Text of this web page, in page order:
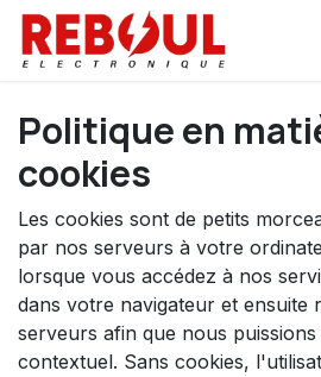
Se rendre au contenu
Politique en
cookies
Les cookies sont de petits
par nos serveurs à votre
lorsque vous accédez à nos
dans votre navigateur et ensuite
serveurs afin que nous
contextuel. Sans cookies,